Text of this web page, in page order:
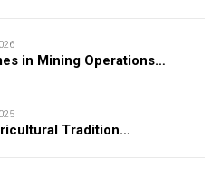
in Mining Operations…
Tradition…